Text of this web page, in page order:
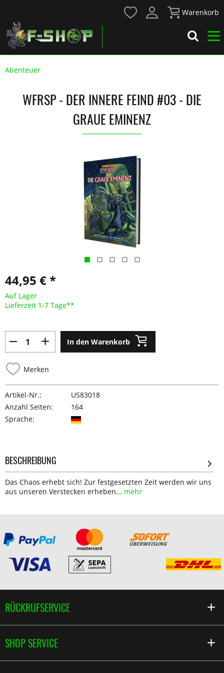
Warenkorb
Abenteuer
WFRSP - DER INNERE FEIND #03 - DIE
GRAUE EMINENZ
44,95 € *
Auf Lager
Lieferzeit 1-7 Tage**
In den Warenkorb
Merken
Artikel-Nr.:
US83018
Anzahl Seiten:
164
Sprache:
BESCHREIBUNG
Das Chaos erhebt sich! Zur festgesetzten Zeit werden wir uns
aus unseren Verstecken erheben... mehr
RÜCKRUFSERVICE
SHOP SERVICE